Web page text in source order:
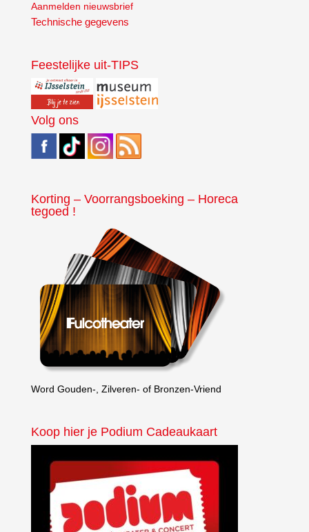
Aanmelden nieuwsbrief
Technische gegevens
Feestelijke uit-TIPS
Volg ons
Korting – Voorrangsboeking – Horeca
tegoed !
Word Gouden-, Zilveren- of Bronzen-Vriend
Koop hier je Podium Cadeaukaart